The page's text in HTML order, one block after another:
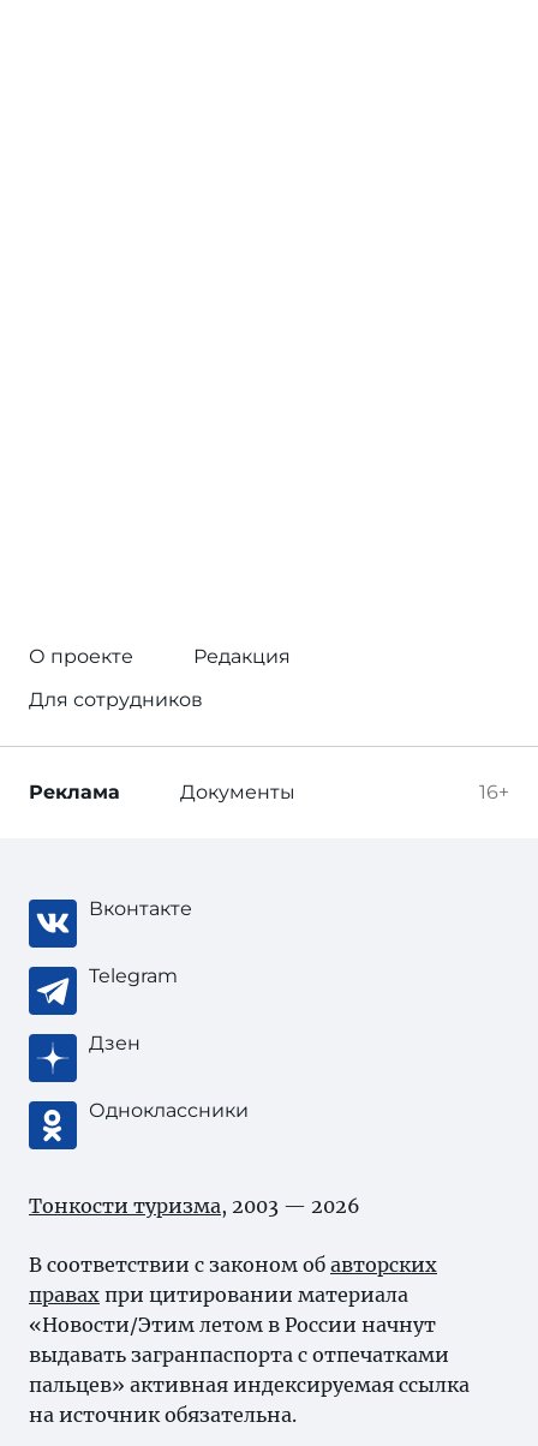
О проекте
Редакция
Для сотрудников
16+
Реклама Документы
Вконтакте
Telegram
Дзен
Одноклассники
Тонкости туризма, 2003 — 2026
В соответствии с законом об авторских
правах при цитировании материала
«Новости/Этим летом в России начнут
выдавать загранпаспорта с отпечатками
пальцев» активная индексируемая ссылка
на источник обязательна.